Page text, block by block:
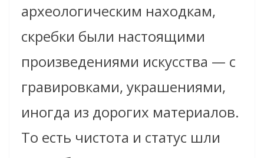
археологическим находкам,
скребки были настоящими
произведениями искусства — с
гравировками, украшениями,
иногда из дорогих материалов.
То есть чистота и статус шли